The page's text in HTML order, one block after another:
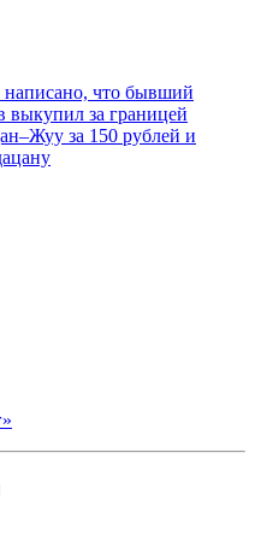
написано, что бывший
за границей
за 150 рублей и